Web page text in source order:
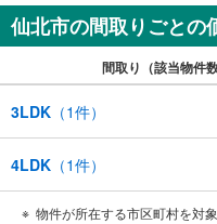
仙北市の間取りごとの
間取り（該当物件数
3LDK （1件）
4LDK （1件）
物件が所在する市区町村を対